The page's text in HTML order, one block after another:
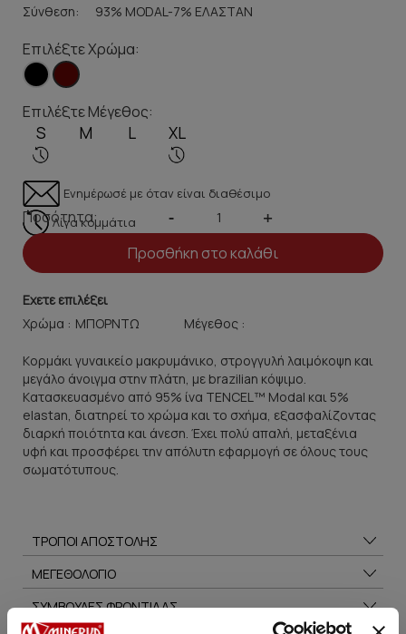
Σύνθεση:
93% MODAL-7% ΕΛΑΣΤΑΝ
Επιλέξτε Χρώμα:
Επιλέξτε Μέγεθος:
S M L XL
Ενημέρωσέ με όταν είναι διαθέσιμο
Λίγα κομμάτια
Ποσότητα: - +
Προσθήκη στο καλάθι
Εχετε επιλέξει
Χρώμα :
Μέγεθος :
Kορμάκι γυναικείο μακρυμάνικο, στρογγυλή λαιμόκοψη και
μεγάλο άνοιγμα στην πλάτη, με brazilian κόψιμο.
Kατασκευασμένο από 95% ίνα TENCEL™ Modal και 5%
elastan, διατηρεί το χρώμα και το σχήμα, εξασφαλίζοντας
διαρκή ποιότητα και άνεση. Έχει πολύ απαλή, μεταξένια
υφή και προσφέρει την απόλυτη εφαρμογή σε όλους τους
σωματότυπους.
ΤΡΟΠΟΙ ΑΠΟΣΤΟΛΗΣ
ΜΕΓΕΘΟΛΟΓΙΟ
ΣΥΜΒΟΥΛΕΣ ΦΡΟΝΤΙΔΑΣ